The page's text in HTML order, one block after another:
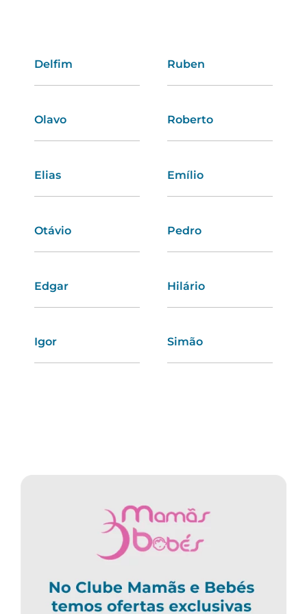
Delfim Ruben
Olavo Roberto
Elias Emílio
Otávio Pedro
Edgar Hilário
Igor Simão
Dalila Anita
Natacha Cátia
Angelina Rita
Maria Olinda
Bruna Luciana
Ivete Tânia